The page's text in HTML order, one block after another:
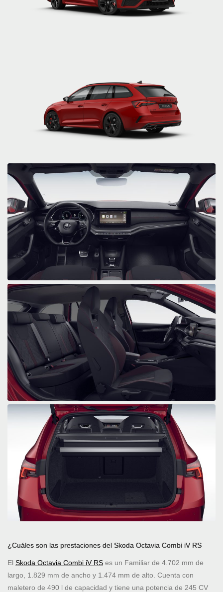
¿Cuáles son las prestaciones del Skoda Octavia Combi iV RS
El Skoda Octavia Combi iV RS es un Familiar de 4.702 mm de
largo, 1.829 mm de ancho y 1.474 mm de alto. Cuenta con
maletero de 490 l de capacidad y tiene una potencia de 245 CV